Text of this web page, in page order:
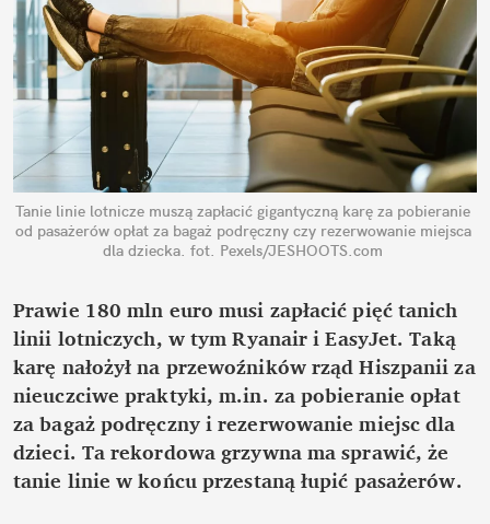
Tanie linie lotnicze muszą zapłacić gigantyczną karę za pobieranie
od pasażerów opłat za bagaż podręczny czy rezerwowanie miejsca
dla dziecka. fot. Pexels/JESHOOTS.com
Prawie 180 mln euro musi zapłacić pięć tanich
linii lotniczych, w tym Ryanair i EasyJet. Taką
karę nałożył na przewoźników rząd Hiszpanii za
nieuczciwe praktyki, m.in. za pobieranie opłat
za bagaż podręczny i rezerwowanie miejsc dla
dzieci. Ta rekordowa grzywna ma sprawić, że
tanie linie w końcu przestaną łupić pasażerów.